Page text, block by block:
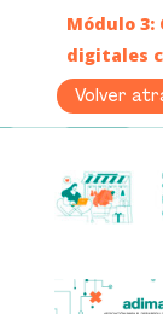
Módulo
digitales
Volver